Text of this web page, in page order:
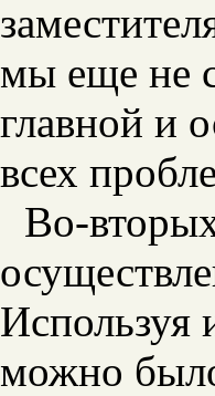
мы еще не
главной и
всех
Во-
Используя
можно